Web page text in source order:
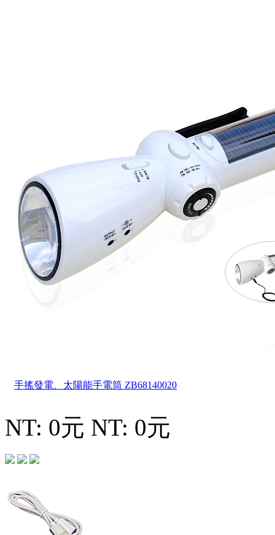
手搖發電、太陽能手電筒 ZB68140020
NT: 0元 NT: 0元